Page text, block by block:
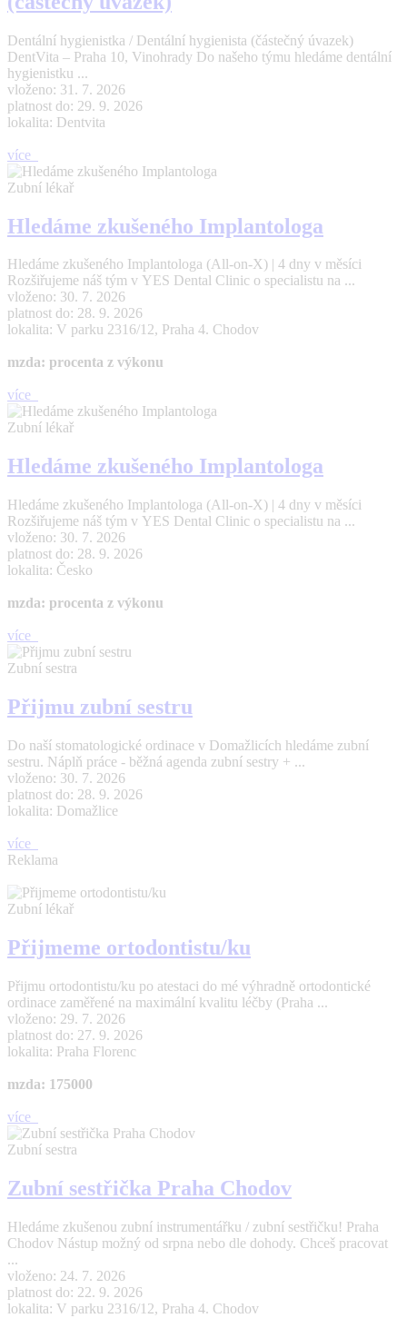
Dentální hygienistka / Dentální hygienista (částečný úvazek)
DentVita – Praha 10, Vinohrady Do našeho týmu hledáme dentální
hygienistku ...
vloženo: 31. 7. 2026
platnost do: 29. 9. 2026
lokalita: Dentvita
více
Zubní lékař
Hledáme zkušeného Implantologa
Hledáme zkušeného Implantologa (All-on-X) | 4 dny v měsíci
Rozšiřujeme náš tým v YES Dental Clinic o specialistu na ...
vloženo: 30. 7. 2026
platnost do: 28. 9. 2026
lokalita: V parku 2316/12, Praha 4. Chodov
mzda: procenta z výkonu
více
Zubní lékař
Hledáme zkušeného Implantologa
Hledáme zkušeného Implantologa (All-on-X) | 4 dny v měsíci
Rozšiřujeme náš tým v YES Dental Clinic o specialistu na ...
vloženo: 30. 7. 2026
platnost do: 28. 9. 2026
lokalita: Česko
mzda: procenta z výkonu
více
Zubní sestra
Přijmu zubní sestru
Do naší stomatologické ordinace v Domažlicích hledáme zubní
sestru. Náplň práce - běžná agenda zubní sestry + ...
vloženo: 30. 7. 2026
platnost do: 28. 9. 2026
lokalita: Domažlice
více
Reklama
Zubní lékař
Přijmeme ortodontistu/ku
Přijmu ortodontistu/ku po atestaci do mé výhradně ortodontické
ordinace zaměřené na maximální kvalitu léčby (Praha ...
vloženo: 29. 7. 2026
platnost do: 27. 9. 2026
lokalita: Praha Florenc
mzda: 175000
více
Zubní sestra
Zubní sestřička Praha Chodov
Hledáme zkušenou zubní instrumentářku / zubní sestřičku! Praha
Chodov Nástup možný od srpna nebo dle dohody. Chceš pracovat
...
vloženo: 24. 7. 2026
platnost do: 22. 9. 2026
lokalita: V parku 2316/12, Praha 4. Chodov